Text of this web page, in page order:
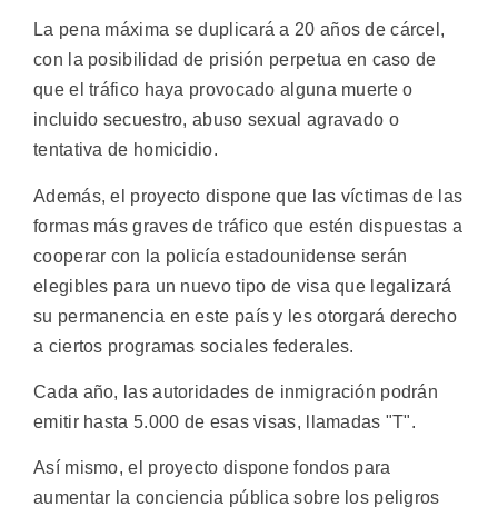
La pena máxima se duplicará a 20 años de cárcel,
con la posibilidad de prisión perpetua en caso de
que el tráfico haya provocado alguna muerte o
incluido secuestro, abuso sexual agravado o
tentativa de homicidio.
Además, el proyecto dispone que las víctimas de las
formas más graves de tráfico que estén dispuestas a
cooperar con la policía estadounidense serán
elegibles para un nuevo tipo de visa que legalizará
su permanencia en este país y les otorgará derecho
a ciertos programas sociales federales.
Cada año, las autoridades de inmigración podrán
emitir hasta 5.000 de esas visas, llamadas "T".
Así mismo, el proyecto dispone fondos para
aumentar la conciencia pública sobre los peligros